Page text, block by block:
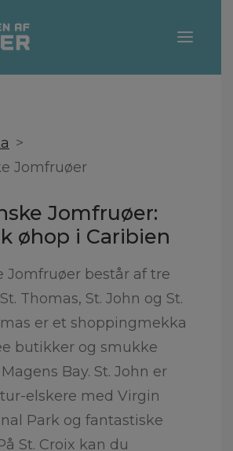
Jomfruøer
Jomfruøer:
øhop i Caribien
Jomfruøer består af tre
Thomas, St. John og St.
er et shoppingmekka
butikker og smukke
Bay. St. John er
elskere med Virgin
Park og fantastiske
St. Croix kan du